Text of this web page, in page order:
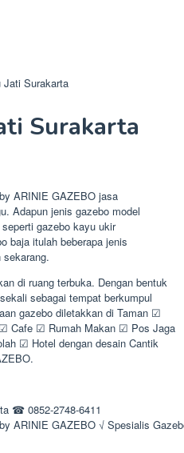
Jati Surakarta
Surakarta
ARINIE GAZEBO jasa
Adapun jenis gazebo model
gazebo kayu ukir
baja itulah beberapa jenis
di ruang terbuka. Dengan bentuk
sebagai tempat berkumpul
gazebo diletakkan di Taman ☑
Cafe ☑ Rumah Makan ☑ Pos Jaga
☑ Hotel dengan desain Cantik
ARINIE GAZEBO √ Spesialis